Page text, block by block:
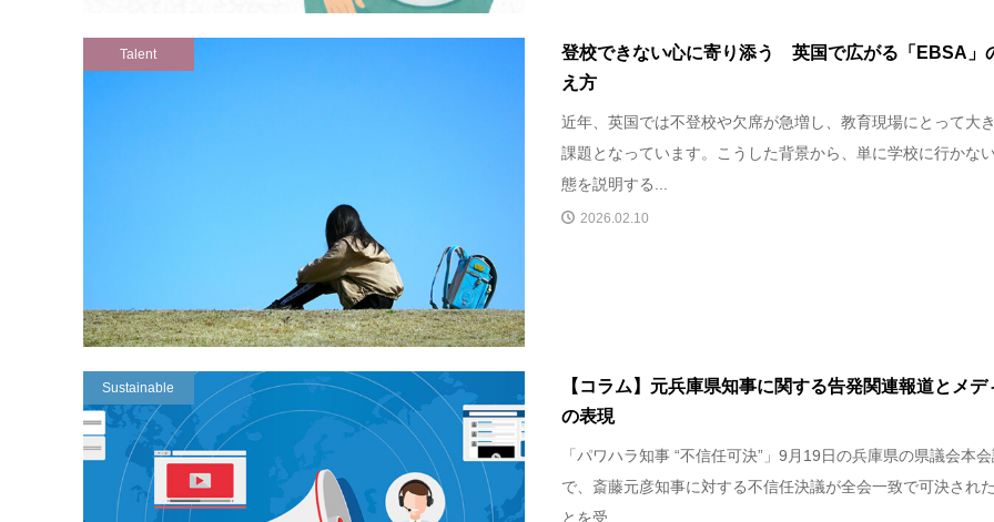
Talent
登校できない心に寄り添う 英国で広がる「EBSA」
え方
近年、英国では不登校や欠席が急増し、教育現場にとって大
課題となっています。こうした背景から、単に学校に行かな
態を説明する...
2026.02.10
Sustainable
【コラム】元兵庫県知事に関する告発関連報道とメデ
の表現
「パワハラ知事 “不信任可決”」9月19日の兵庫県の県議会本
で、斎藤元彦知事に対する不信任決議が全会一致で可決され
とを受...